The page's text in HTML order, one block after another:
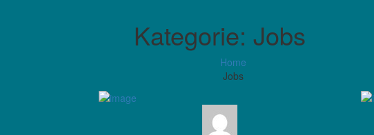
Kategorie: Jobs
Home
Jobs